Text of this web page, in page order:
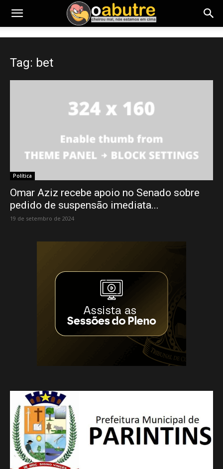
Tag: bet
Política
Omar Aziz recebe apoio no Senado sobre
pedido de suspensão imediata...
19 de setembro de 2024